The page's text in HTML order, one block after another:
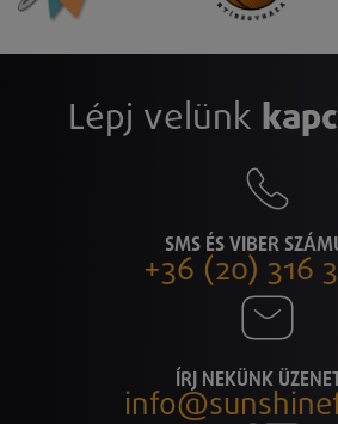
Lépj velünk
SMS ÉS VIBER
+36 (20) 316
ÍRJ NEKÜNK